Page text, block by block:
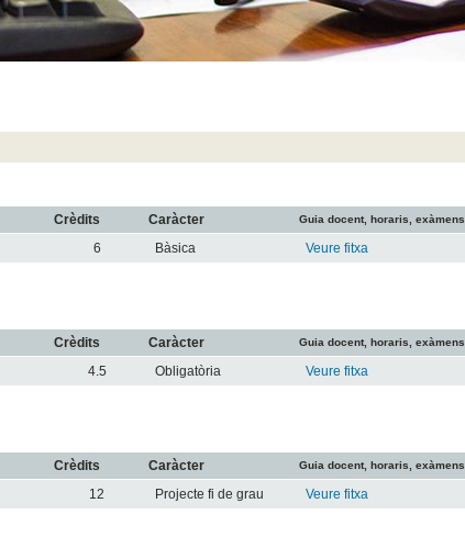
Crèdits Caràcter Guia docent, horaris, exàmens
6 Bàsica Veure fitxa
Crèdits Caràcter Guia docent, horaris, exàmens
4.5 Obligatòria Veure fitxa
Crèdits Caràcter Guia docent, horaris, exàmens
12 Projecte fi de grau Veure fitxa